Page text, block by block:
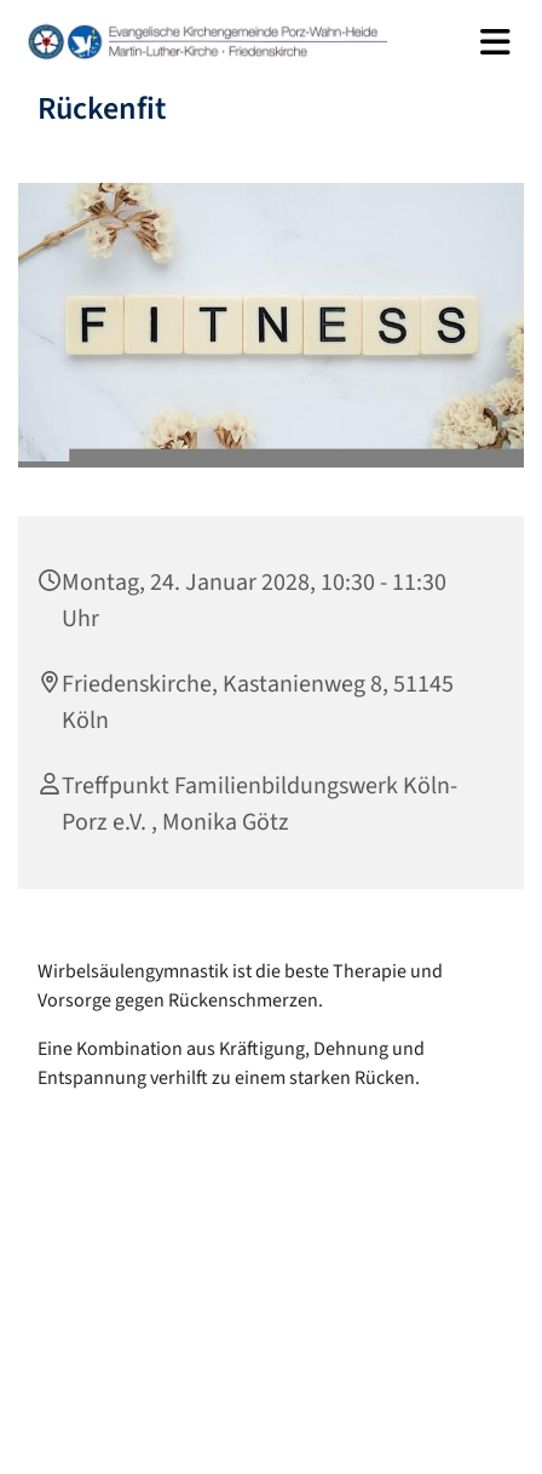
Rückenfit
Montag, 24. Januar 2028, 10:30 - 11:30
Uhr
Friedenskirche, Kastanienweg 8, 51145
Köln
Treffpunkt Familienbildungswerk Köln-
Porz e.V. , Monika Götz
Wirbelsäulengymnastik ist die beste Therapie und
Vorsorge gegen Rückenschmerzen.
Eine Kombination aus Kräftigung, Dehnung und
Entspannung verhilft zu einem starken Rücken.